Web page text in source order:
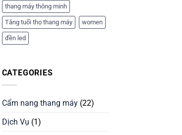
thang máy thông minh
Tăng tuổi thọ thang máy women
đền led
CATEGORIES
Cẩm nang thang máy(22)
Dịch Vụ (1)